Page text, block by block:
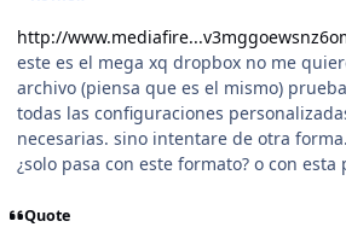
http://
este es el mega xq dropbox no me
archivo (piensa que es el mismo)
todas las configuraciones
necesarias. sino intentare de otra
¿solo pasa con este formato? o con esta
Quote